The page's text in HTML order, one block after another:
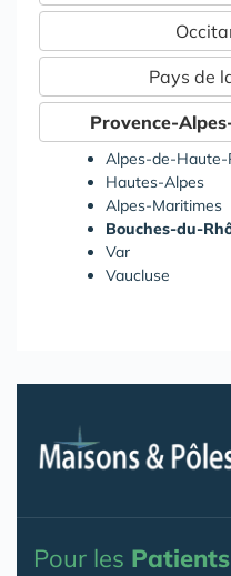
Pays de
Provence-
Alpes-de-Haute-
Hautes-Alpes
Alpes-Maritimes
Bouches-du-
Var
Vaucluse
Pour les Patients